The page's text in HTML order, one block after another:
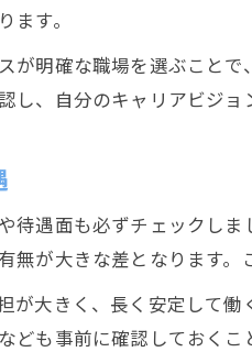
す。
が明確な職場を選ぶこと
、自分のキャリアビジョ
遇面も必ずチェックし
が大きな差となります。
大きく、長く安定して
も事前に確認しておくこ